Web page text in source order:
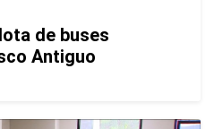
de buses
Antiguo